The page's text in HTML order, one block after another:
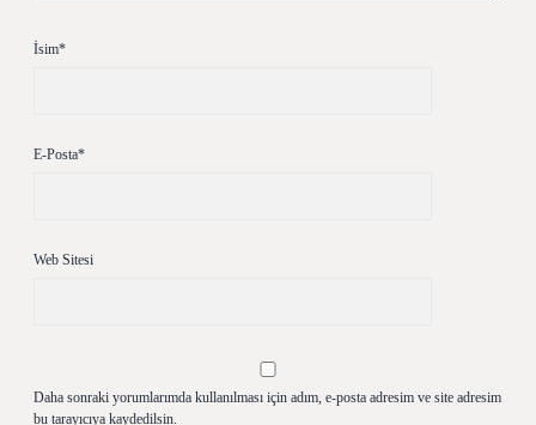
İsim*
E-Posta*
Web Sitesi
Daha sonraki yorumlarımda kullanılması için adım, e-posta adresim ve site adresim
bu tarayıcıya kaydedilsin.